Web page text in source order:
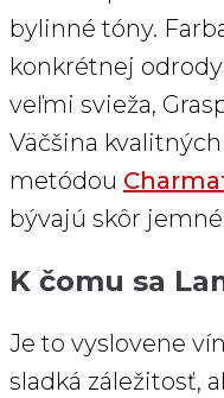
bylinné tóny.
konkrétnej
veľmi svieža,
Väčšina
metódou
bývajú skôr
K čomu sa
Je to vyslovene
sladká záležitosť,